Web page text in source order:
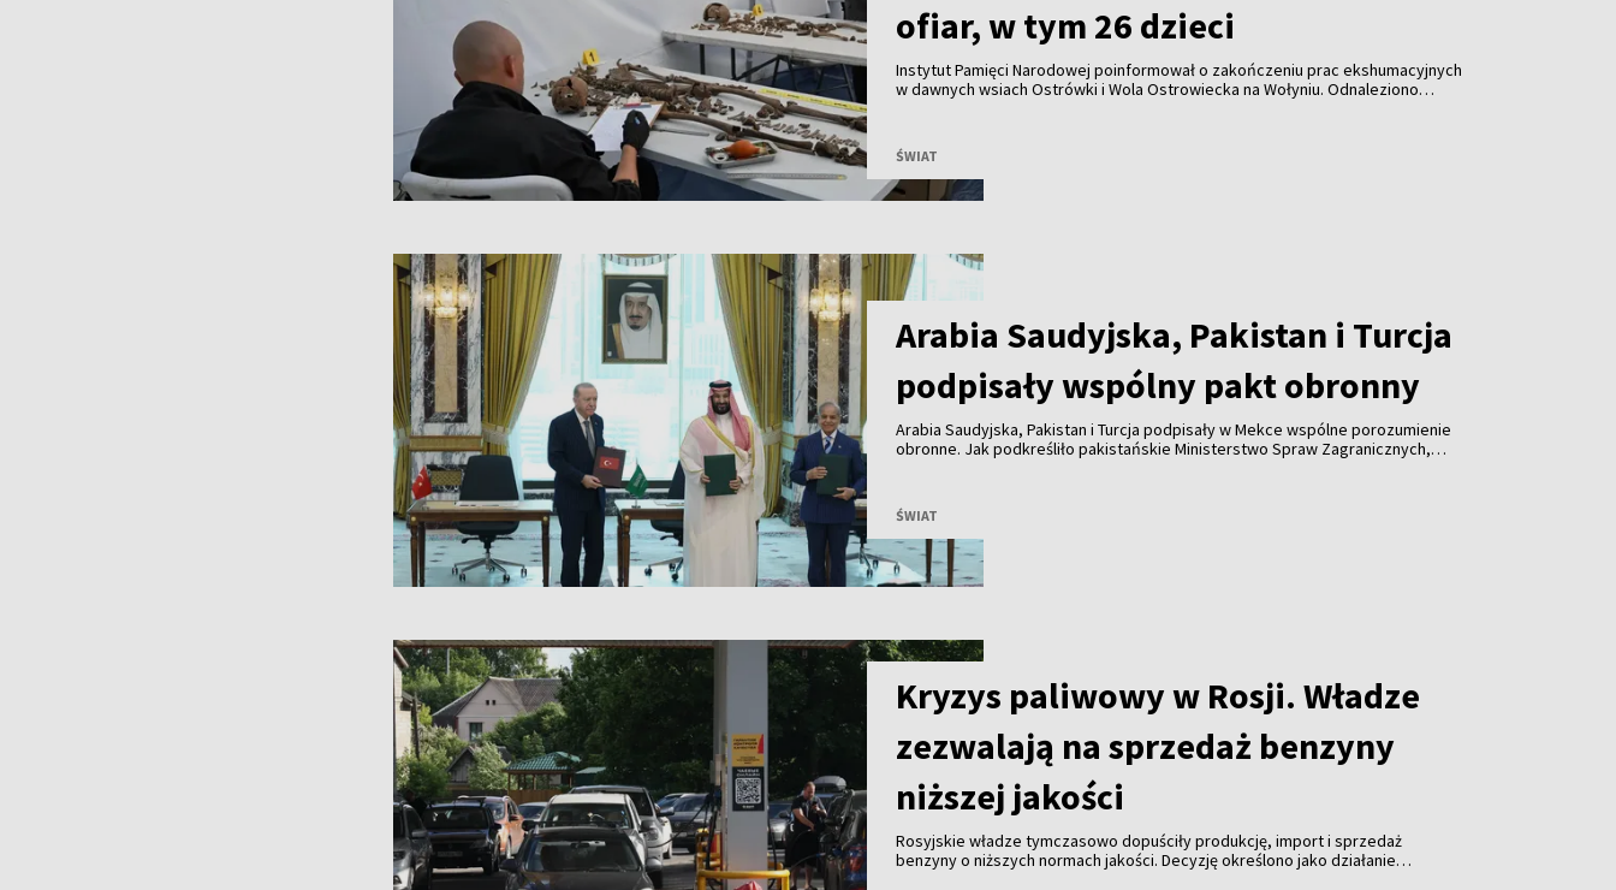
ofiar, w tym 26 dzieci
Instytut Pamięci Narodowej poinformował o zakończeniu prac ekshumacyjnych
w dawnych wsiach Ostrówki i Wola Ostrowiecka na Wołyniu. Odnaleziono
ŚWIAT
Arabia Saudyjska, Pakistan i Turcja
podpisały wspólny pakt obronny
Arabia Saudyjska, Pakistan i Turcja podpisały w Mekce wspólne porozumienie
obronne. Jak podkreśliło pakistańskie Ministerstwo Spraw Zagranicznych,
ŚWIAT
Kryzys paliwowy w Rosji. Władze
zezwalają na sprzedaż benzyny
niższej jakości
Rosyjskie władze tymczasowo dopuściły produkcję, import i sprzedaż
benzyny o niższych normach jakości. Decyzję określono jako działanie